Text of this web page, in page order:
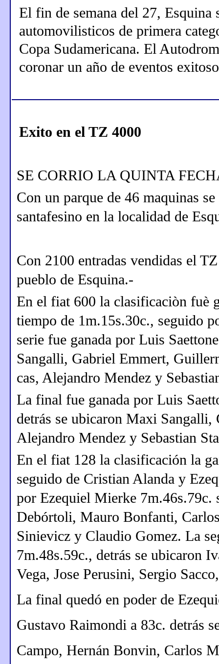
El fin de semana del 27, Esquina
automovilisticos de primera
Copa Sudamericana. El
coronar un año de eventos
Exito en el TZ 4000
SE CORRIO LA QUINTA
Con un parque de 46 maquinas
santafesino en la localidad de
Con 2100 entradas vendidas el
pueblo de Esquina.-
En el fiat 600 la clasificaciòn fuè
tiempo de 1m.15s.30c., seguido
serie fue ganada por Luis
Sangalli, Gabriel Emmert,
cas, Alejandro Mendez y
La final fue ganada por Luis
detrás se ubicaron Maxi
Alejandro Mendez y Sebastian
En el fiat 128 la clasificación la
seguido de Cristian Alanda y
por Ezequiel Mierke 7m.46s.79c.
Debórtoli, Mauro Bonfanti,
Sinievicz y Claudio Gomez. La
7m.48s.59c., detrás se ubicaron
Vega, Jose Perusini, Sergio
La final quedó en poder de
Gustavo Raimondi a 83c. detrás
Campo, Hernán Bonvin, Carlos